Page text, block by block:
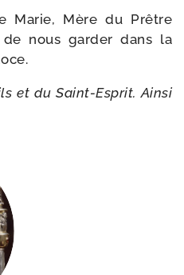
Marie, Mère du Prêtre
nous gar­der dans la
et du Saint-​Esprit. Ainsi